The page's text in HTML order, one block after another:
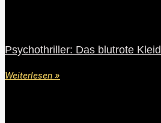
Psychothriller: Das blutrote Kleid
Weiterlesen »